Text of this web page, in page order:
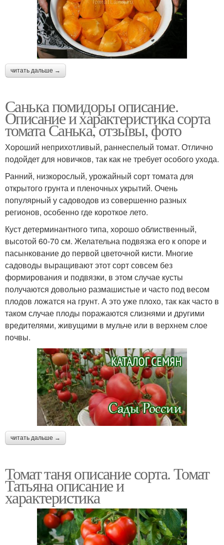
читать дальше →
Санька помидоры описание.
Описание и характеристика сорта
томата Санька, отзывы, фото
Хороший неприхотливый, раннеспелый томат. Отлично
подойдет для новичков, так как не требует особого ухода.
Ранний, низкорослый, урожайный сорт томата для
открытого грунта и пленочных укрытий. Очень
популярный у садоводов из совершенно разных
регионов, особенно где короткое лето.
Куст детерминантного типа, хорошо облиственный,
высотой 60-70 см. Желательна подвязка его к опоре и
пасынкование до первой цветочной кисти. Многие
садоводы выращивают этот сорт совсем без
формирования и подвязки, в этом случае кусты
получаются довольно размашистые и часто под весом
плодов ложатся на грунт. А это уже плохо, так как часто в
таком случае плоды поражаются слизнями и другими
вредителями, живущими в мульче или в верхнем слое
почвы.
читать дальше →
Томат таня описание сорта. Томат
Татьяна описание и
характеристика